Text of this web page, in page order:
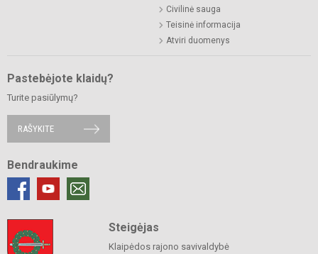
Civilinė sauga
Teisinė informacija
Atviri duomenys
Pastebėjote klaidų?
Turite pasiūlymų?
RAŠYKITE
Bendraukime
Steigėjas
Klaipėdos rajono savivaldybė